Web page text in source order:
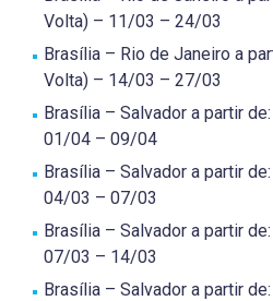
Volta) – 11/03 – 24/03
Brasília – Rio de Janeiro a
Volta) – 14/03 – 27/03
Brasília – Salvador a partir de:
01/04 – 09/04
Brasília – Salvador a partir de:
04/03 – 07/03
Brasília – Salvador a partir de:
07/03 – 14/03
Brasília – Salvador a partir de: